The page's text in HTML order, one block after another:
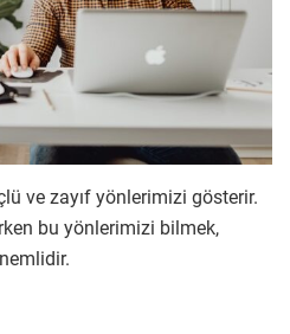
ve zayıf yönlerimizi gösterir.
bu yönlerimizi bilmek,